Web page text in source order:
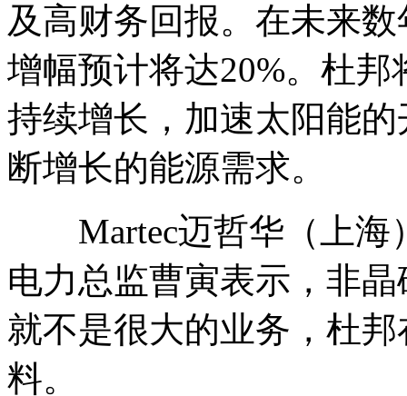
及高财务回报。在未来
增幅预计将达20%。杜
持续增长，加速太阳能
断增长的能源需求。
Martec迈哲华（上海
电力总监曹寅表示，非
就不是很大的业务，杜
料。